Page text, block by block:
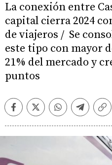
La conexión entre
capital cierra 2024
de viajeros / Se
este tipo con mayor
21% del mercado y
puntos
FacebookTwitterWhatsappTelegram